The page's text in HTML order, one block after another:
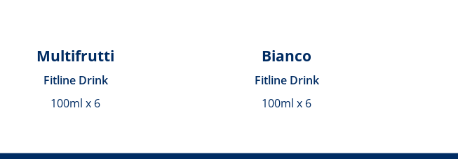
Multifrutti
Fitline Drink
100ml x 6
Bianco
Fitline Drink
100ml x 6